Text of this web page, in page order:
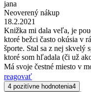
jana
Neoverený nákup
18.2.2021
Knižka mi dala veľa, je
ktoré bežci často okúsia v
športe. Stal sa z nej skvelý
ktoré som hľadala (či už
Má svoje čestné miesto v
reagovať
4 pozitívne hodnotenia4